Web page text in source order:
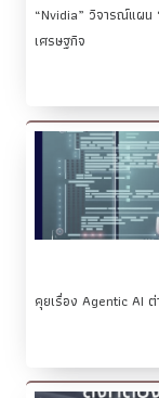
“Nvidia” วิจารณ์แผน
เศรษฐกิจ
คุยเรื่อง Agentic AI